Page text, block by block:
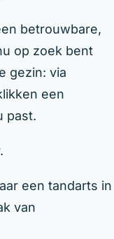
betrouwbare,
op zoek bent
gezin: via
een
past.
een tandarts in
van